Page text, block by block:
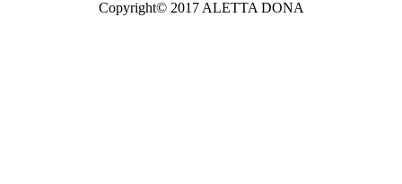
Copyright© 2017 ALETTA DONA